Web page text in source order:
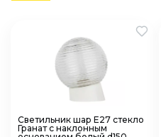
Светильник шар E27 стекло
Гранат с наклонным